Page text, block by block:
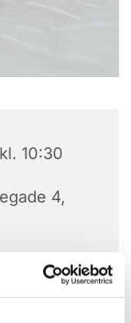
10:30
4,